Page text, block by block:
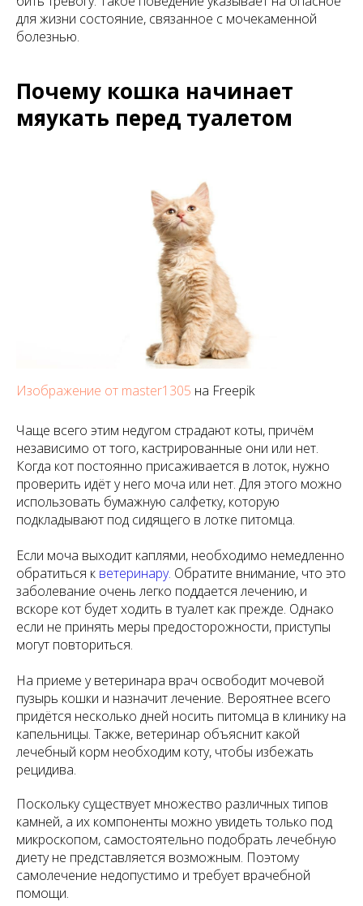
для жизни состояние, связанное с мочекаменной
болезнью.
Почему кошка начинает
мяукать перед туалетом
Изображение от master1305 на Freepik
Чаще всего этим недугом страдают коты, причём
независимо от того, кастрированные они или нет.
Когда кот постоянно присаживается в лоток, нужно
проверить идёт у него моча или нет. Для этого можно
использовать бумажную салфетку, которую
подкладывают под сидящего в лотке питомца.
Если моча выходит каплями, необходимо немедленно
обратиться к ветеринару. Обратите внимание, что это
заболевание очень легко поддается лечению, и
вскоре кот будет ходить в туалет как прежде. Однако
если не принять меры предосторожности, приступы
могут повториться.
На приеме у ветеринара врач освободит мочевой
пузырь кошки и назначит лечение. Вероятнее всего
придётся несколько дней носить питомца в клинику на
капельницы. Также, ветеринар объяснит какой
лечебный корм необходим коту, чтобы избежать
рецидива.
Поскольку существует множество различных типов
камней, а их компоненты можно увидеть только под
микроскопом, самостоятельно подобрать лечебную
диету не представляется возможным. Поэтому
самолечение недопустимо и требует врачебной
помощи.